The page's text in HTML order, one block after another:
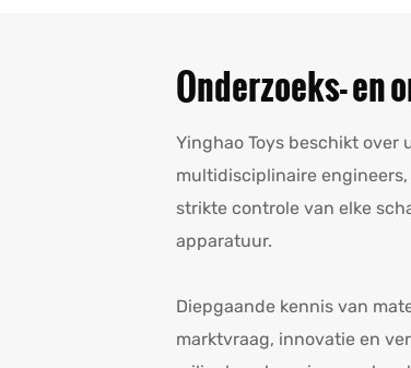
Onderzoeks-
Yinghao Toys beschikt over
multidisciplinaire
strikte controle van elke
apparatuur.
Diepgaande kennis van
marktvraag, innovatie en